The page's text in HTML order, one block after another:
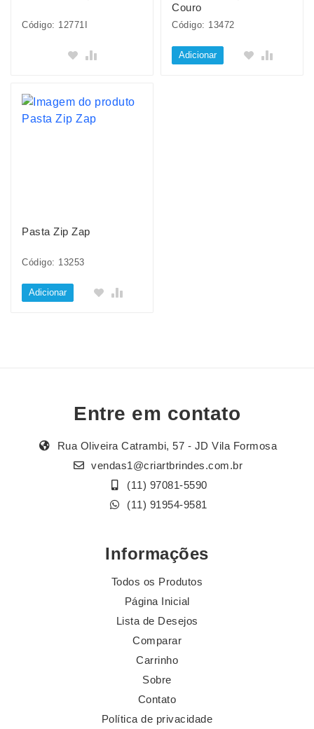
Código: 12771I
Couro
Código: 13472
Adicionar
Pasta Zip Zap
Código: 13253
Adicionar
Entre em contato
Rua Oliveira Catrambi, 57 - JD Vila Formosa
vendas1@criartbrindes.com.br
(11) 97081-5590
(11) 91954-9581
Informações
Todos os Produtos
Página Inicial
Lista de Desejos
Comparar
Carrinho
Sobre
Contato
Política de privacidade